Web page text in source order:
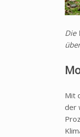
Die
Mit
der